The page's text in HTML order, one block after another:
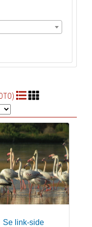
Se link-side